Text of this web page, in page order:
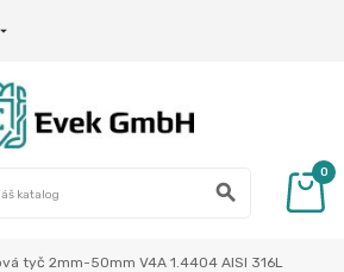

search
0
tyč 2mm-50mm V4A 1.4404 AISI 316L